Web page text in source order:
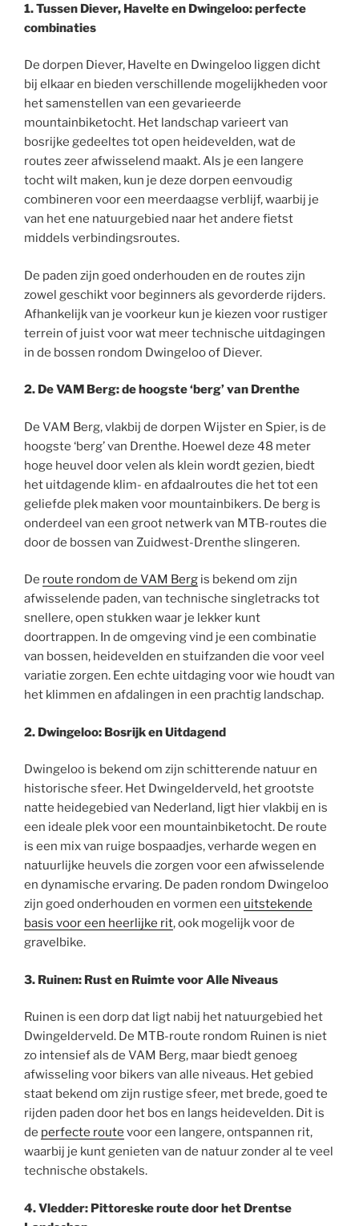
1. Tussen Diever, Havelte en Dwingeloo: perfecte
combinaties
De dorpen Diever, Havelte en Dwingeloo liggen dicht
bij elkaar en bieden verschillende mogelijkheden voor
het samenstellen van een gevarieerde
mountainbiketocht. Het landschap varieert van
bosrijke gedeeltes tot open heidevelden, wat de
routes zeer afwisselend maakt. Als je een langere
tocht wilt maken, kun je deze dorpen eenvoudig
combineren voor een meerdaagse verblijf, waarbij je
van het ene natuurgebied naar het andere fietst
middels verbindingsroutes.
De paden zijn goed onderhouden en de routes zijn
zowel geschikt voor beginners als gevorderde rijders.
Afhankelijk van je voorkeur kun je kiezen voor rustiger
terrein of juist voor wat meer technische uitdagingen
in de bossen rondom Dwingeloo of Diever.
2. De VAM Berg: de hoogste ‘berg’ van Drenthe
De VAM Berg, vlakbij de dorpen Wijster en Spier, is de
hoogste ‘berg’ van Drenthe. Hoewel deze 48 meter
hoge heuvel door velen als klein wordt gezien, biedt
het uitdagende klim- en afdaalroutes die het tot een
geliefde plek maken voor mountainbikers. De berg is
onderdeel van een groot netwerk van MTB-routes die
door de bossen van Zuidwest-Drenthe slingeren.
De route rondom de VAM Berg is bekend om zijn
afwisselende paden, van technische singletracks tot
snellere, open stukken waar je lekker kunt
doortrappen. In de omgeving vind je een combinatie
van bossen, heidevelden en stuifzanden die voor veel
variatie zorgen. Een echte uitdaging voor wie houdt van
het klimmen en afdalingen in een prachtig landschap.
2. Dwingeloo: Bosrijk en Uitdagend
Dwingeloo is bekend om zijn schitterende natuur en
historische sfeer. Het Dwingelderveld, het grootste
natte heidegebied van Nederland, ligt hier vlakbij en is
een ideale plek voor een mountainbiketocht. De route
is een mix van ruige bospaadjes, verharde wegen en
natuurlijke heuvels die zorgen voor een afwisselende
en dynamische ervaring. De paden rondom Dwingeloo
zijn goed onderhouden en vormen een uitstekende
basis voor een heerlijke rit, ook mogelijk voor de
gravelbike.
3. Ruinen: Rust en Ruimte voor Alle Niveaus
Ruinen is een dorp dat ligt nabij het natuurgebied het
Dwingelderveld. De MTB-route rondom Ruinen is niet
zo intensief als de VAM Berg, maar biedt genoeg
afwisseling voor bikers van alle niveaus. Het gebied
staat bekend om zijn rustige sfeer, met brede, goed te
rijden paden door het bos en langs heidevelden. Dit is
de perfecte route voor een langere, ontspannen rit,
waarbij je kunt genieten van de natuur zonder al te veel
technische obstakels.
4. Vledder: Pittoreske route door het Drentse